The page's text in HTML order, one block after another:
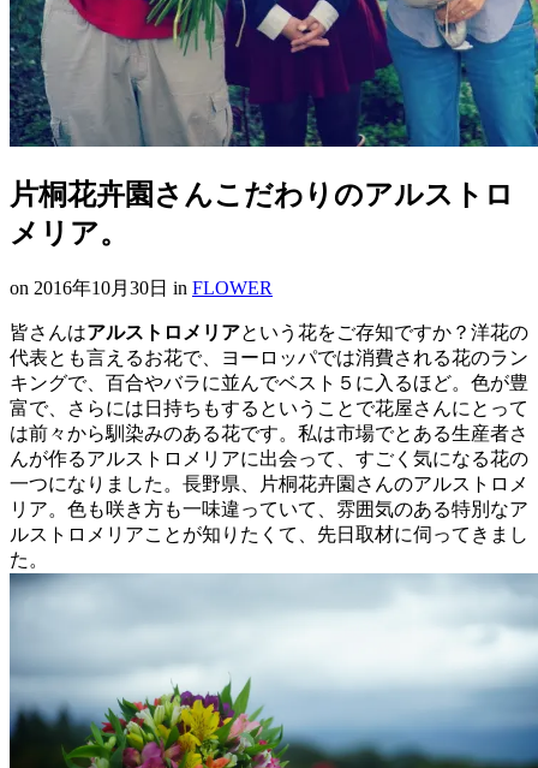
片桐花卉園さんこだわりのアルストロ
メリア。
on 2016年10月30日 in FLOWER
皆さんはアルストロメリアという花をご存知ですか？洋花の
代表とも言えるお花で、ヨーロッパでは消費される花のラン
キングで、百合やバラに並んでベスト５に入るほど。色が豊
富で、さらには日持ちもするということで花屋さんにとって
は前々から馴染みのある花です。私は市場でとある生産者さ
んが作るアルストロメリアに出会って、すごく気になる花の
一つになりました。長野県、片桐花卉園さんのアルストロメ
リア。色も咲き方も一味違っていて、雰囲気のある特別なア
ルストロメリアことが知りたくて、先日取材に伺ってきまし
た。